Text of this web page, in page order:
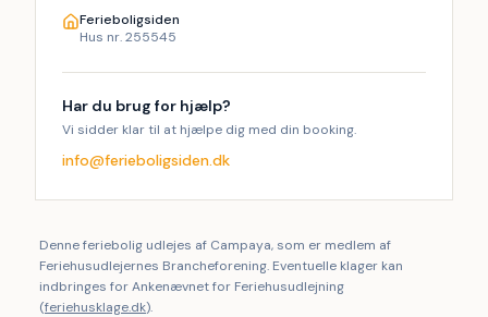
Ferieboligsiden
Hus nr. 255545
Har du brug for hjælp?
Vi sidder klar til at hjælpe dig med din booking.
info@ferieboligsiden.dk
Denne feriebolig udlejes af Campaya, som er medlem af
Feriehusudlejernes Brancheforening. Eventuelle klager kan
indbringes for Ankenævnet for Feriehusudlejning
(feriehusklage.dk).